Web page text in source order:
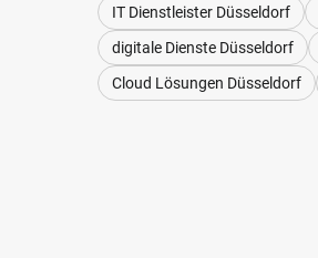
IT Dienstleister Düsseldorf
digitale Dienste Düsseldorf
Cloud Lösungen Düsseldorf